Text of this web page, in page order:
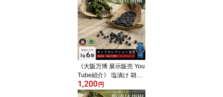
ょう ブラックペッパー
黒コショウ 無農薬 無化
学肥料 ホール グルメ ス
パイス 香辛料 調味料 無
添加 フェアトレード グ
ルメギフト ハイボール
黒胡椒ハイボール
《大阪万博 展示販売 You
Tube紹介》 塩漬け 胡椒
3gx6袋 カンボジア 最高
級 モンドセレクション
1,200円